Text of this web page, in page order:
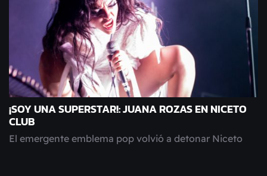
¡SOY UNA SUPERSTAR!: JUANA ROZAS EN NICETO
CLUB
El emergente emblema pop volvió a detonar Niceto